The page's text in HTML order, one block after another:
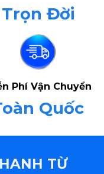
Trọn Đời
Phí Vận Chuyển
Quốc
TỪ